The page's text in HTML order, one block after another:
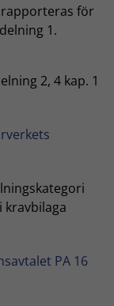
för
1.
2, 4 kap. 1
PA 16